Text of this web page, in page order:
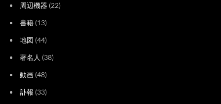
周辺機器 (22)
書籍 (13)
地図 (44)
著名人 (38)
動画 (48)
訃報 (33)